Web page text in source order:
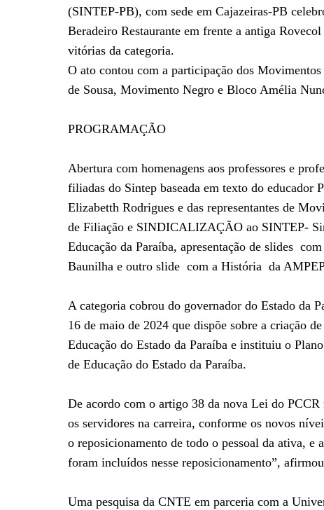
(SINTEP-PB), com sede em Cajazeiras-PB
Beradeiro Restaurante em frente a antiga
vitórias da categoria.
O ato contou com a participação dos
de Sousa, Movimento Negro e Bloco Amélia
PROGRAMAÇÃO
Abertura com homenagens aos professores e
filiadas do Sintep baseada em texto do educador
Elizabetth Rodrigues e das representantes de
de Filiação e SINDICALIZAÇÃO ao SINTEP-
Educação da Paraíba, apresentação de slides
Baunilha e outro slide com a História da
A categoria cobrou do governador do Estado da
16 de maio de 2024 que dispõe sobre a criação
Educação do Estado da Paraíba e instituiu o
de Educação do Estado da Paraíba.
De acordo com o artigo 38 da nova Lei do
os servidores na carreira, conforme os novos
o reposicionamento de todo o pessoal da ativa, e
foram incluídos nesse reposicionamento”,
Uma pesquisa da CNTE em parceria com a